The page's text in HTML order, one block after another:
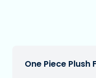
One Piece Plush